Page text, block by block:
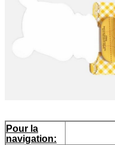
Pour la
navigation: